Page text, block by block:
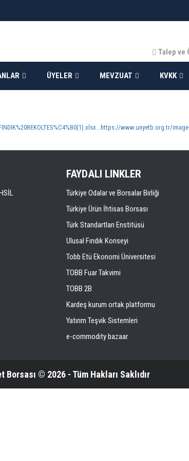
Talep ve
ÜYELER MEVZUAT KVKK
www.unyetb.org.tr/
FAYDALI LINKLER
Türkiye Odalar ve Borsalar Birliği
Türkiye Ürün İhtisas Borsası
Türk Standartları Enstitüsü
Ulusal Fındık Konseyi
Tobb Etü Ekonomi Üniversitesi
TOBB Fuar Takvimi
TOBB 2B
Kardeş kurum ortak platformu
Yatırım Teşvik Sistemleri
e-commodity bazaar
Borsası © 2026 - Tüm Hakları Saklıdır